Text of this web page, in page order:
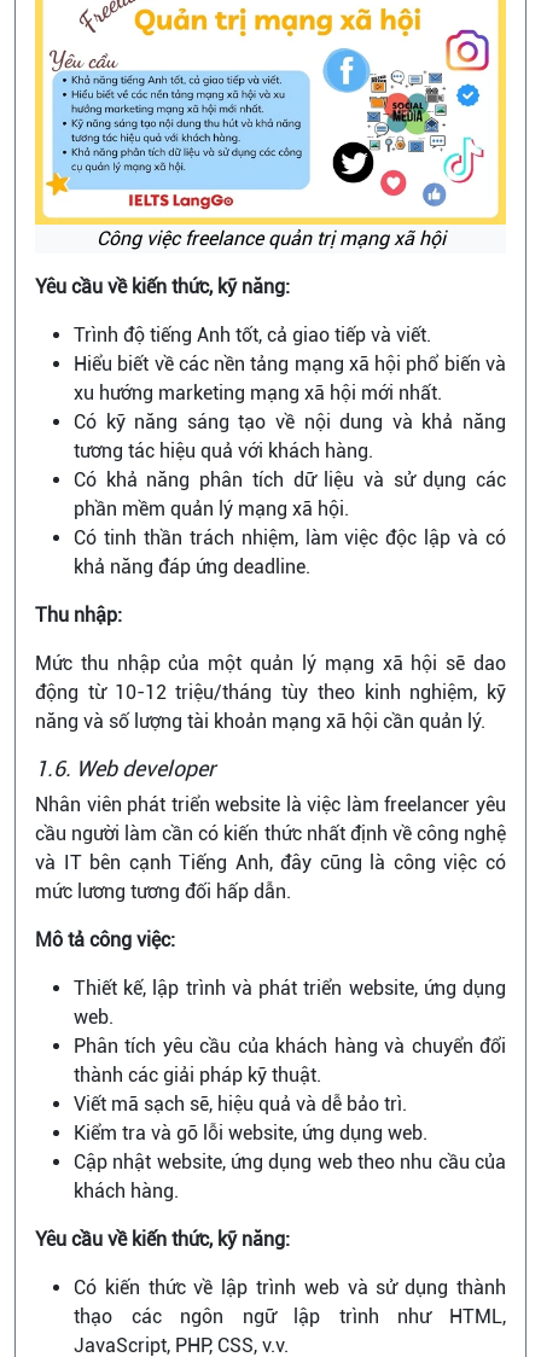
Công việc freelance quản trị mạng xã hội
Yêu cầu về kiến thức, kỹ năng:
Trình độ tiếng Anh tốt, cả giao tiếp và viết.
Hiểu biết về các nền tảng mạng xã hội phổ biến và
xu hướng marketing mạng xã hội mới nhất.
Có kỹ năng sáng tạo về nội dung và khả năng
tương tác hiệu quả với khách hàng.
Có khả năng phân tích dữ liệu và sử dụng các
phần mềm quản lý mạng xã hội.
Có tinh thần trách nhiệm, làm việc độc lập và có
khả năng đáp ứng deadline.
Thu nhập:
Mức thu nhập của một quản lý mạng xã hội sẽ dao
động từ 10-12 triệu/tháng tùy theo kinh nghiệm, kỹ
năng và số lượng tài khoản mạng xã hội cần quản lý.
1.6. Web developer
Nhân viên phát triển website là việc làm freelancer yêu
cầu người làm cần có kiến thức nhất định về công nghệ
và IT bên cạnh Tiếng Anh, đây cũng là công việc có
mức lương tương đối hấp dẫn.
Mô tả công việc:
Thiết kế, lập trình và phát triển website, ứng dụng
web.
Phân tích yêu cầu của khách hàng và chuyển đổi
thành các giải pháp kỹ thuật.
Viết mã sạch sẽ, hiệu quả và dễ bảo trì.
Kiểm tra và gỡ lỗi website, ứng dụng web.
Cập nhật website, ứng dụng web theo nhu cầu của
khách hàng.
Yêu cầu về kiến thức, kỹ năng:
Có kiến thức về lập trình web và sử dụng thành
thạo các ngôn ngữ lập trình như HTML,
JavaScript, PHP, CSS, v.v.